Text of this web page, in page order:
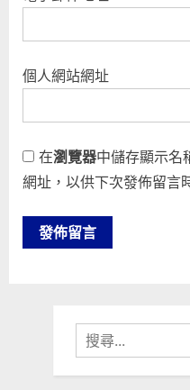
個人網站網址
在瀏覽器中儲存顯示名
網址，以供下次發佈留言
搜
尋
關